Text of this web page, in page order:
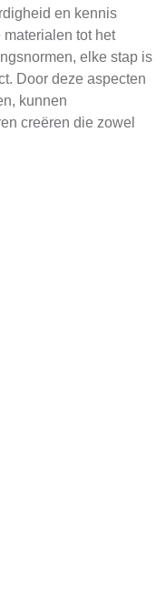
en kennis
tot het
elke stap is
Door deze aspecten
kunnen
creëren die zowel